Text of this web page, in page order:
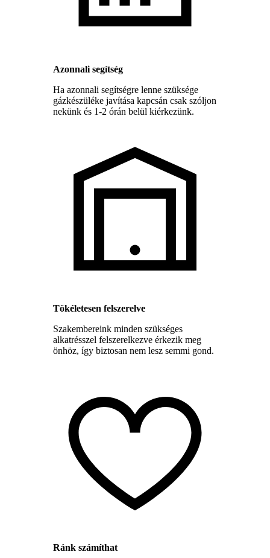
Azonnali segítség
Ha azonnali segítségre lenne szüksége
gázkészüléke javítása kapcsán csak szóljon
nekünk és 1-2 órán belül kiérkezünk.
Tökéletesen felszerelve
Szakembereink minden szükséges
alkatrésszel felszerelkezve érkezik meg
önhöz, így biztosan nem lesz semmi gond.
Ránk számíthat